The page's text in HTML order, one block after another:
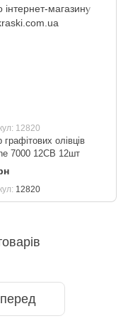
12820
графітових олівців
7000 12CB 12шт
12820